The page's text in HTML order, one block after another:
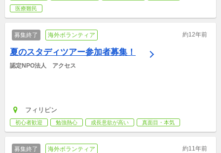
医療難民
募集終了 海外ボランティア 約12年前
夏のスタディツアー参加者募集！
認定NPO法人　アクセス
フィリピン
初心者歓迎 勉強熱心 成長意欲が高い 真面目・本気
募集終了 海外ボランティア 約11年前